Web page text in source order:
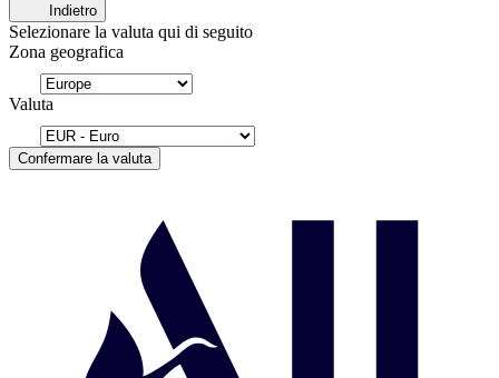
Indietro
Selezionare la valuta qui di seguito
Zona geografica
Valuta
Confermare la valuta